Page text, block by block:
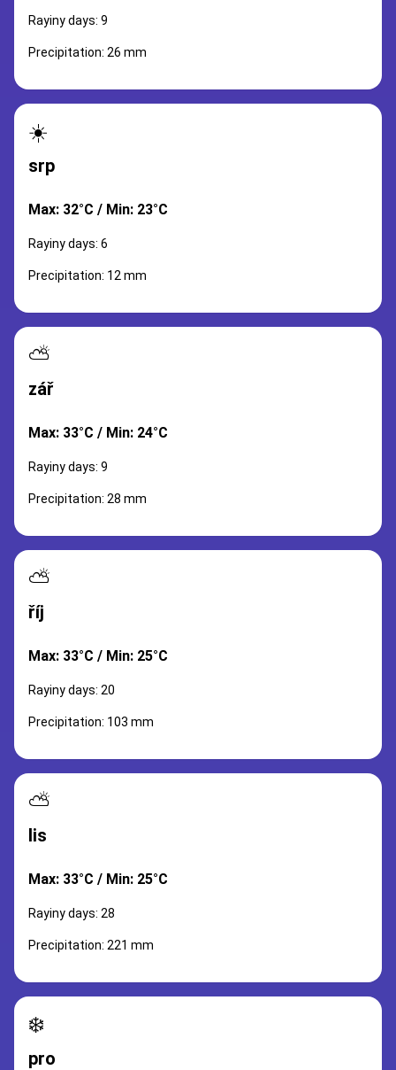
Rayiny days: 9
Precipitation: 26 mm
☀️
srp
Max: 32°C / Min: 23°C
Rayiny days: 6
Precipitation: 12 mm
⛅
zář
Max: 33°C / Min: 24°C
Rayiny days: 9
Precipitation: 28 mm
⛅
říj
Max: 33°C / Min: 25°C
Rayiny days: 20
Precipitation: 103 mm
⛅
lis
Max: 33°C / Min: 25°C
Rayiny days: 28
Precipitation: 221 mm
❄️
pro